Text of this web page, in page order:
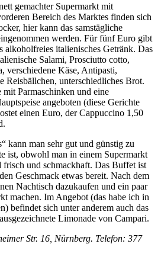
gemachter Supermarkt mit
Bereich des Marktes finden sich
hier kann das samstägliche
werden. Für fünf Euro gibt
alkoholfreies italienisches Getränk. Das
Salami, Prosciutto cotto,
verschiedene Käse, Antipasti,
Reisbällchen, unterschiedliches Brot.
Parmaschinken und eine
angeboten (diese Gerichte
einen Euro, der Cappuccino 1,50
kann man sehr gut und günstig zu
ist, obwohl man in einem Supermarkt
frisch und schmackhaft. Das Buffet ist
Geschmack etwas bereit. Nach dem
Nachtisch dazukaufen und ein paar
machen. Im Angebot (das habe ich in
befindet sich unter anderem auch das
Limonade von Campari.
Str. 16, Nürnberg. Telefon: 377